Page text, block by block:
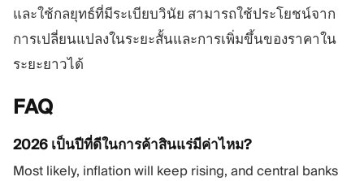
และใช้กลยุทธ์ที่มีระเบียบวินัย สามารถใช้ประโยชน์จาก
การเปลี่ยนแปลงในระยะสั้นและการเพิ่มขึ้นของราคาใน
ระยะยาวได้
FAQ
2026 เป็นปีที่ดีในการค้าสินแร่มีค่าไหม?
Most likely, inflation will keep rising, and central banks